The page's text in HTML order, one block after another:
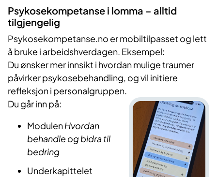
Psykosekompetanse i lomma – alltid
tilgjengelig
Psykosekompetanse.no er mobiltilpasset og lett
å bruke i arbeidshverdagen. Eksempel:
Du ønsker mer innsikt i hvordan mulige traumer
påvirker psykosebehandling, og vil initiere
refleksjon i personalgruppen.
Du går inn på:
ModulenHvordan
behandle og bidra til
bedring
Underkapittelet